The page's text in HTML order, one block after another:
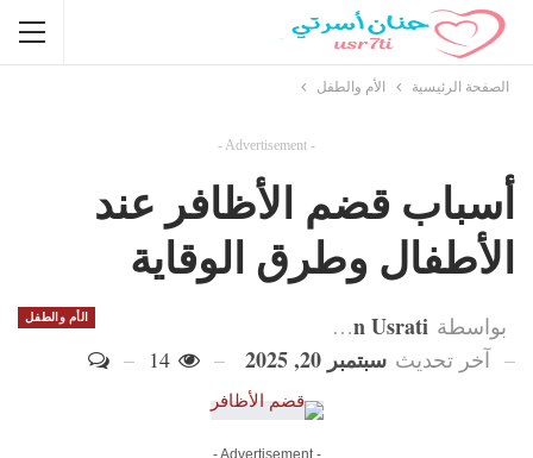
الصفحة الرئيسية الأم والطفل
- Advertisement -
أسباب قضم الأظافر عند
الأطفال وطرق الوقاية
الأم والطفل بواسطة Hanan Usrati
آخر تحديث سبتمبر 20, 2025
- Advertisement -